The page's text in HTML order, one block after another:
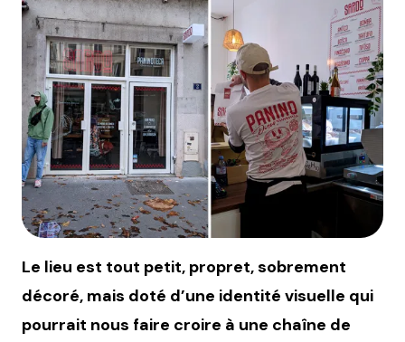
Le lieu est tout petit, propret, sobrement
décoré, mais doté d’une identité visuelle qui
pourrait nous faire croire à une chaîne de